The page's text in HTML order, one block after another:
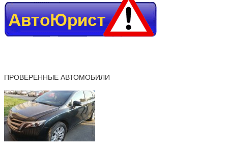
ПРОВЕРЕННЫЕ АВТОМОБИЛИ